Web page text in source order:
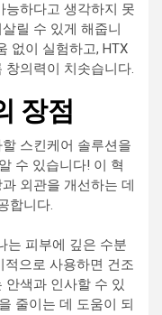
능하다고 생각하지 못
릴 수 있게 해줍니
없이 실험하고, HTX
의력이 치솟습니다.
장점
스킨케어 솔루션을
수 있습니다! 이 혁
외관을 개선하는 데
합니다.
는 피부에 깊은 수분
으로 사용하면 건조
색과 인사할 수 있
줄이는 데 도움이 되